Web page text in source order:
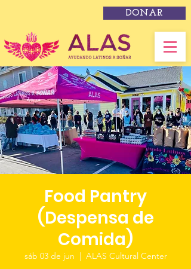
DONAR
Food Pantry
(Despensa de
Comida)
sáb 03 de jun
  |
ALAS Cultural Center